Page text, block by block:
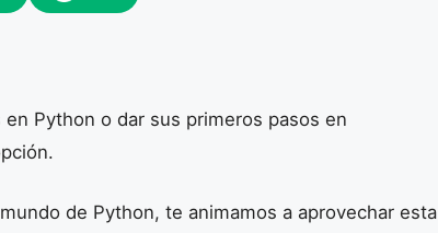
Python o dar sus primeros pasos en
de Python, te animamos a aprovechar esta